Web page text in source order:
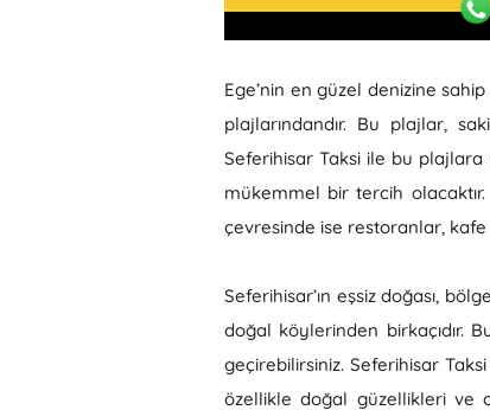
Ege’nin en güzel denizine
plajlarındandır. Bu plajlar,
Seferihisar Taksi ile bu plajlara
mükemmel bir tercih
çevresinde ise restoranlar,
Seferihisar’ın eşsiz doğası,
doğal köylerinden birkaçıdır.
geçirebilirsiniz. Seferihisar
özellikle doğal güzellikleri ve